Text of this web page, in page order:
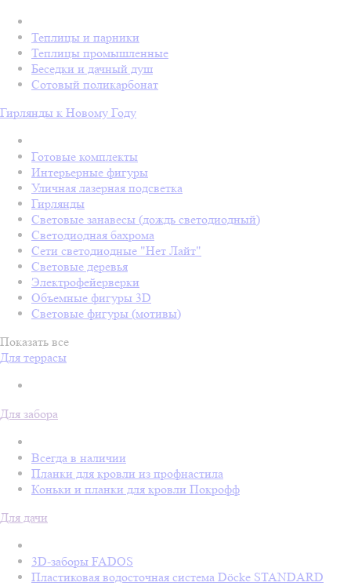
Теплицы и парники
Теплицы промышленные
Беседки и дачный душ
Сотовый поликарбонат
Гирлянды к Новому Году
Готовые комплекты
Интерьерные фигуры
Уличная лазерная подсветка
Гирлянды
Световые занавесы (дождь светодиодный)
Светодиодная бахрома
Сети светодиодные "Нет Лайт"
Световые деревья
Электрофейерверки
Объемные фигуры 3D
Световые фигуры (мотивы)
Показать все
Для террасы
Для забора
Всегда в наличии
Планки для кровли из профнастила
Коньки и планки для кровли Покрофф
Для дачи
3D-заборы FADOS
Пластиковая водосточная система Döcke STANDARD